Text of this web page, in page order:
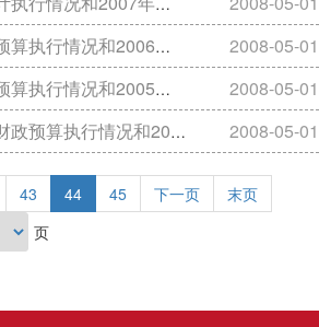
况和2006年财政预算草案
2008-05-01
况和2005年财政预算草案
2008-05-01
况和2004年财政预算草案的报告
2008-05-01
43 44 45 下一页
末页
页